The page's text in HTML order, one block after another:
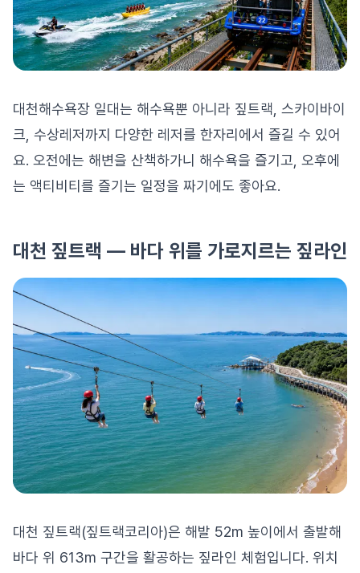
대천해수욕장 일대는 해수욕뿐 아니라 짚트랙, 스카이바이
크, 수상레저까지 다양한 레저를 한자리에서 즐길 수 있어
요. 오전에는 해변을 산책하가니 해수욕을 즐기고, 오후에
는 액티비티를 즐기는 일정을 짜기에도 좋아요.
대천 짚트랙 — 바다 위를 가로지르는 짚라인
대천 짚트랙(짚트랙코리아)은 해발 52m 높이에서 출발해
바다 위 613m 구간을 활공하는 짚라인 체험입니다. 위치